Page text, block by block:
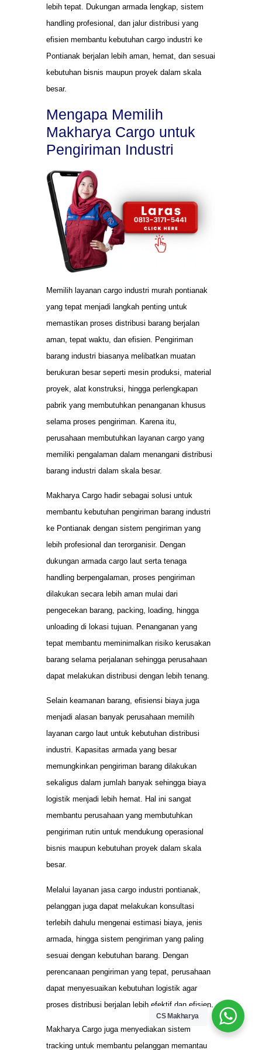
lebih tepat. Dukungan armada lengkap, sistem
handling profesional, dan jalur distribusi yang
efisien membantu kebutuhan cargo industri ke
Pontianak berjalan lebih aman, hemat, dan sesuai
kebutuhan bisnis maupun proyek dalam skala
besar.
Mengapa Memilih
Makharya Cargo untuk
Pengiriman Industri
Memilih layanan cargo industri murah pontianak
yang tepat menjadi langkah penting untuk
memastikan proses distribusi barang berjalan
aman, tepat waktu, dan efisien. Pengiriman
barang industri biasanya melibatkan muatan
berukuran besar seperti mesin produksi, material
proyek, alat konstruksi, hingga perlengkapan
pabrik yang membutuhkan penanganan khusus
selama proses pengiriman. Karena itu,
perusahaan membutuhkan layanan cargo yang
memiliki pengalaman dalam menangani distribusi
barang industri dalam skala besar.
Makharya Cargo hadir sebagai solusi untuk
membantu kebutuhan pengiriman barang industri
ke Pontianak dengan sistem pengiriman yang
lebih profesional dan terorganisir. Dengan
dukungan armada cargo laut serta tenaga
handling berpengalaman, proses pengiriman
dilakukan secara lebih aman mulai dari
pengecekan barang, packing, loading, hingga
unloading di lokasi tujuan. Penanganan yang
tepat membantu meminimalkan risiko kerusakan
barang selama perjalanan sehingga perusahaan
dapat melakukan distribusi dengan lebih tenang.
Selain keamanan barang, efisiensi biaya juga
menjadi alasan banyak perusahaan memilih
layanan cargo laut untuk kebutuhan distribusi
industri. Kapasitas armada yang besar
memungkinkan pengiriman barang dilakukan
sekaligus dalam jumlah banyak sehingga biaya
logistik menjadi lebih hemat. Hal ini sangat
membantu perusahaan yang membutuhkan
pengiriman rutin untuk mendukung operasional
bisnis maupun kebutuhan proyek dalam skala
besar.
Melalui layanan jasa cargo industri pontianak,
pelanggan juga dapat melakukan konsultasi
terlebih dahulu mengenai estimasi biaya, jenis
armada, hingga sistem pengiriman yang paling
sesuai dengan kebutuhan barang. Dengan
perencanaan pengiriman yang tepat, perusahaan
dapat menyesuaikan kebutuhan logistik agar
proses distribusi berjalan lebih efektif dan efisien.
Makharya Cargo juga menyediakan sistem
tracking untuk membantu pelanggan memantau
CS Makharya